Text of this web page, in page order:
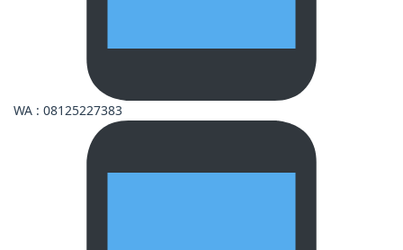
WA : 08125227383